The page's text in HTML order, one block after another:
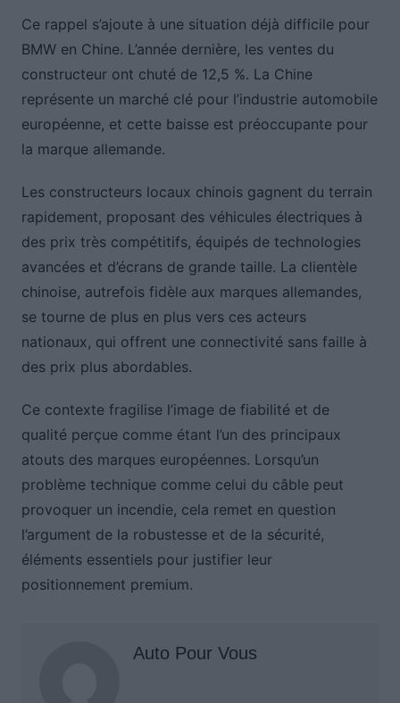
Ce rappel s’ajoute à une situation déjà difficile pour
BMW en Chine. L’année dernière, les ventes du
constructeur ont chuté de 12,5 %. La Chine
représente un marché clé pour l’industrie automobile
européenne, et cette baisse est préoccupante pour
la marque allemande.
Les constructeurs locaux chinois gagnent du terrain
rapidement, proposant des véhicules électriques à
des prix très compétitifs, équipés de technologies
avancées et d’écrans de grande taille. La clientèle
chinoise, autrefois fidèle aux marques allemandes,
se tourne de plus en plus vers ces acteurs
nationaux, qui offrent une connectivité sans faille à
des prix plus abordables.
Ce contexte fragilise l’image de fiabilité et de
qualité perçue comme étant l’un des principaux
atouts des marques européennes. Lorsqu’un
problème technique comme celui du câble peut
provoquer un incendie, cela remet en question
l’argument de la robustesse et de la sécurité,
éléments essentiels pour justifier leur
positionnement premium.
Auto Pour Vous